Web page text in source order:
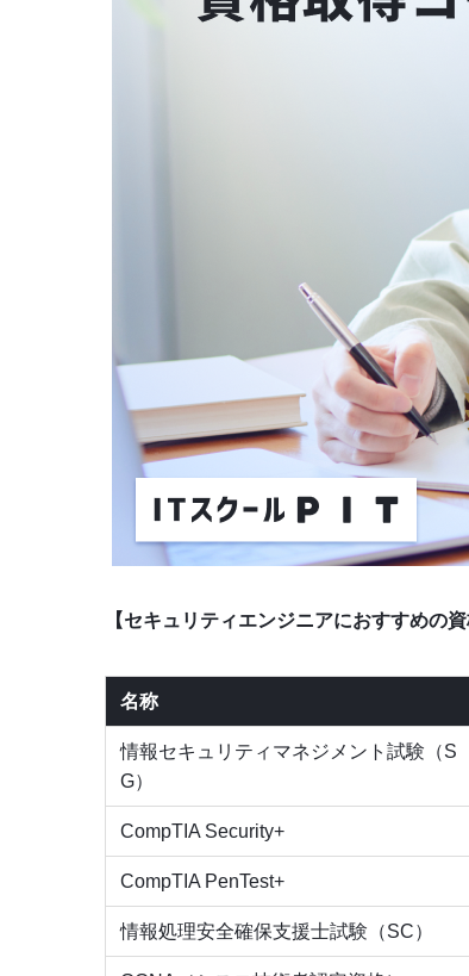
【セキュリティエンジニアにおすすめの資
名称
情報セキュリティマネジメント試験（S
G）
CompTIA Security+
CompTIA PenTest+
情報処理安全確保支援士試験（SC）